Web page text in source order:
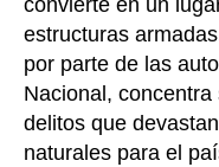
convierte en un
estructuras
por parte de las
Nacional,
delitos que
naturales para el